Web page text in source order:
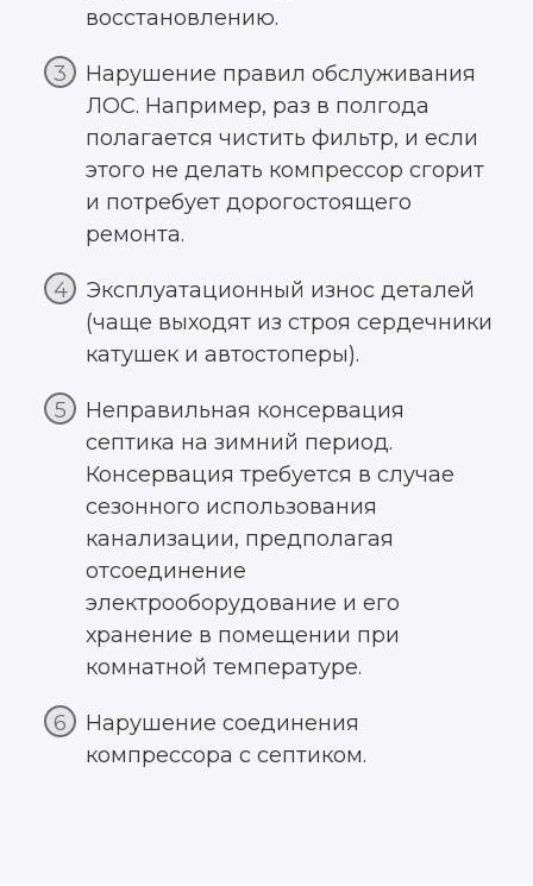
восстановлению.
Нарушение правил обслуживания
ЛОС. Например, раз в полгода
полагается чистить фильтр, и если
этого не делать компрессор сгорит
и потребует дорогостоящего
ремонта.
Эксплуатационный износ деталей
(чаще выходят из строя сердечники
катушек и автостоперы).
Неправильная консервация
септика на зимний период.
Консервация требуется в случае
сезонного использования
канализации, предполагая
отсоединение
электрооборудование и его
хранение в помещении при
комнатной температуре.
Нарушение соединения
компрессора с септиком.